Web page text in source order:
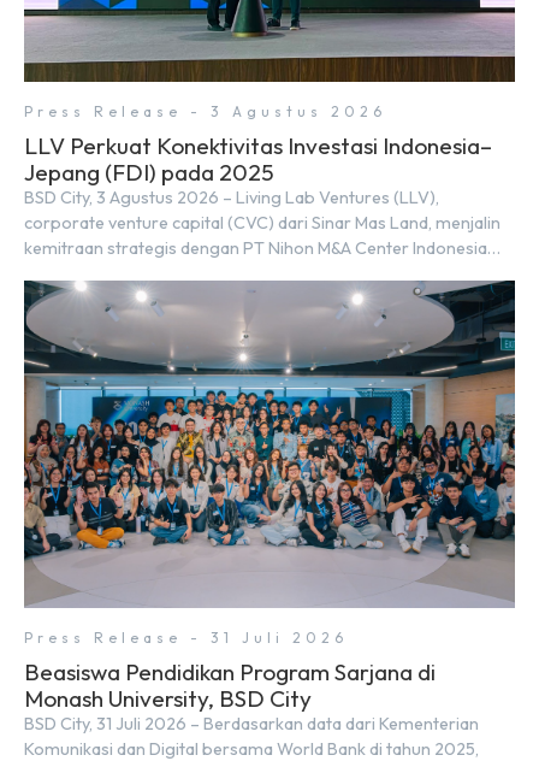
Press Release - 3 Agustus 2026
LLV Perkuat Konektivitas Investasi Indonesia–
Jepang (FDI) pada 2025
BSD City, 3 Agustus 2026 – Living Lab Ventures (LLV),
corporate venture capital (CVC) dari Sinar Mas Land, menjalin
kemitraan strategis dengan PT Nihon M&A Center Indonesia
tersebut ditandai dengan penandatanganan Memorandum of
Understanding (MoU) oleh Bayu Seto (Partner at Living Lab
Ventures) dan Kosuke Kawata […]
Press Release - 31 Juli 2026
Beasiswa Pendidikan Program Sarjana di
Monash University, BSD City
BSD City, 31 Juli 2026 – Berdasarkan data dari Kementerian
Komunikasi dan Digital bersama World Bank di tahun 2025,